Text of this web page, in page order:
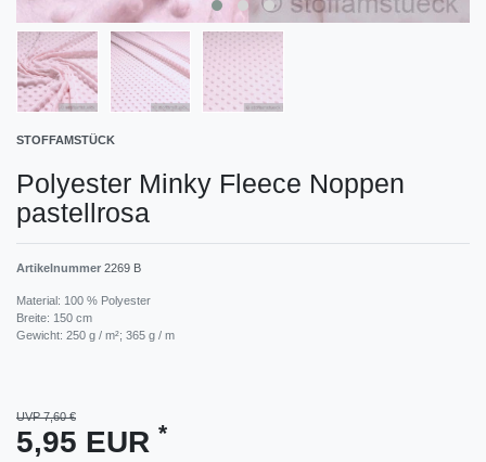
STOFFAMSTÜCK
Polyester Minky Fleece Noppen
pastellrosa
Artikelnummer 2269 B
Material: 100 % Polyester
Breite: 150 cm
Gewicht: 250 g / m²; 365 g / m
UVP 7,60 €
5,95 EUR *